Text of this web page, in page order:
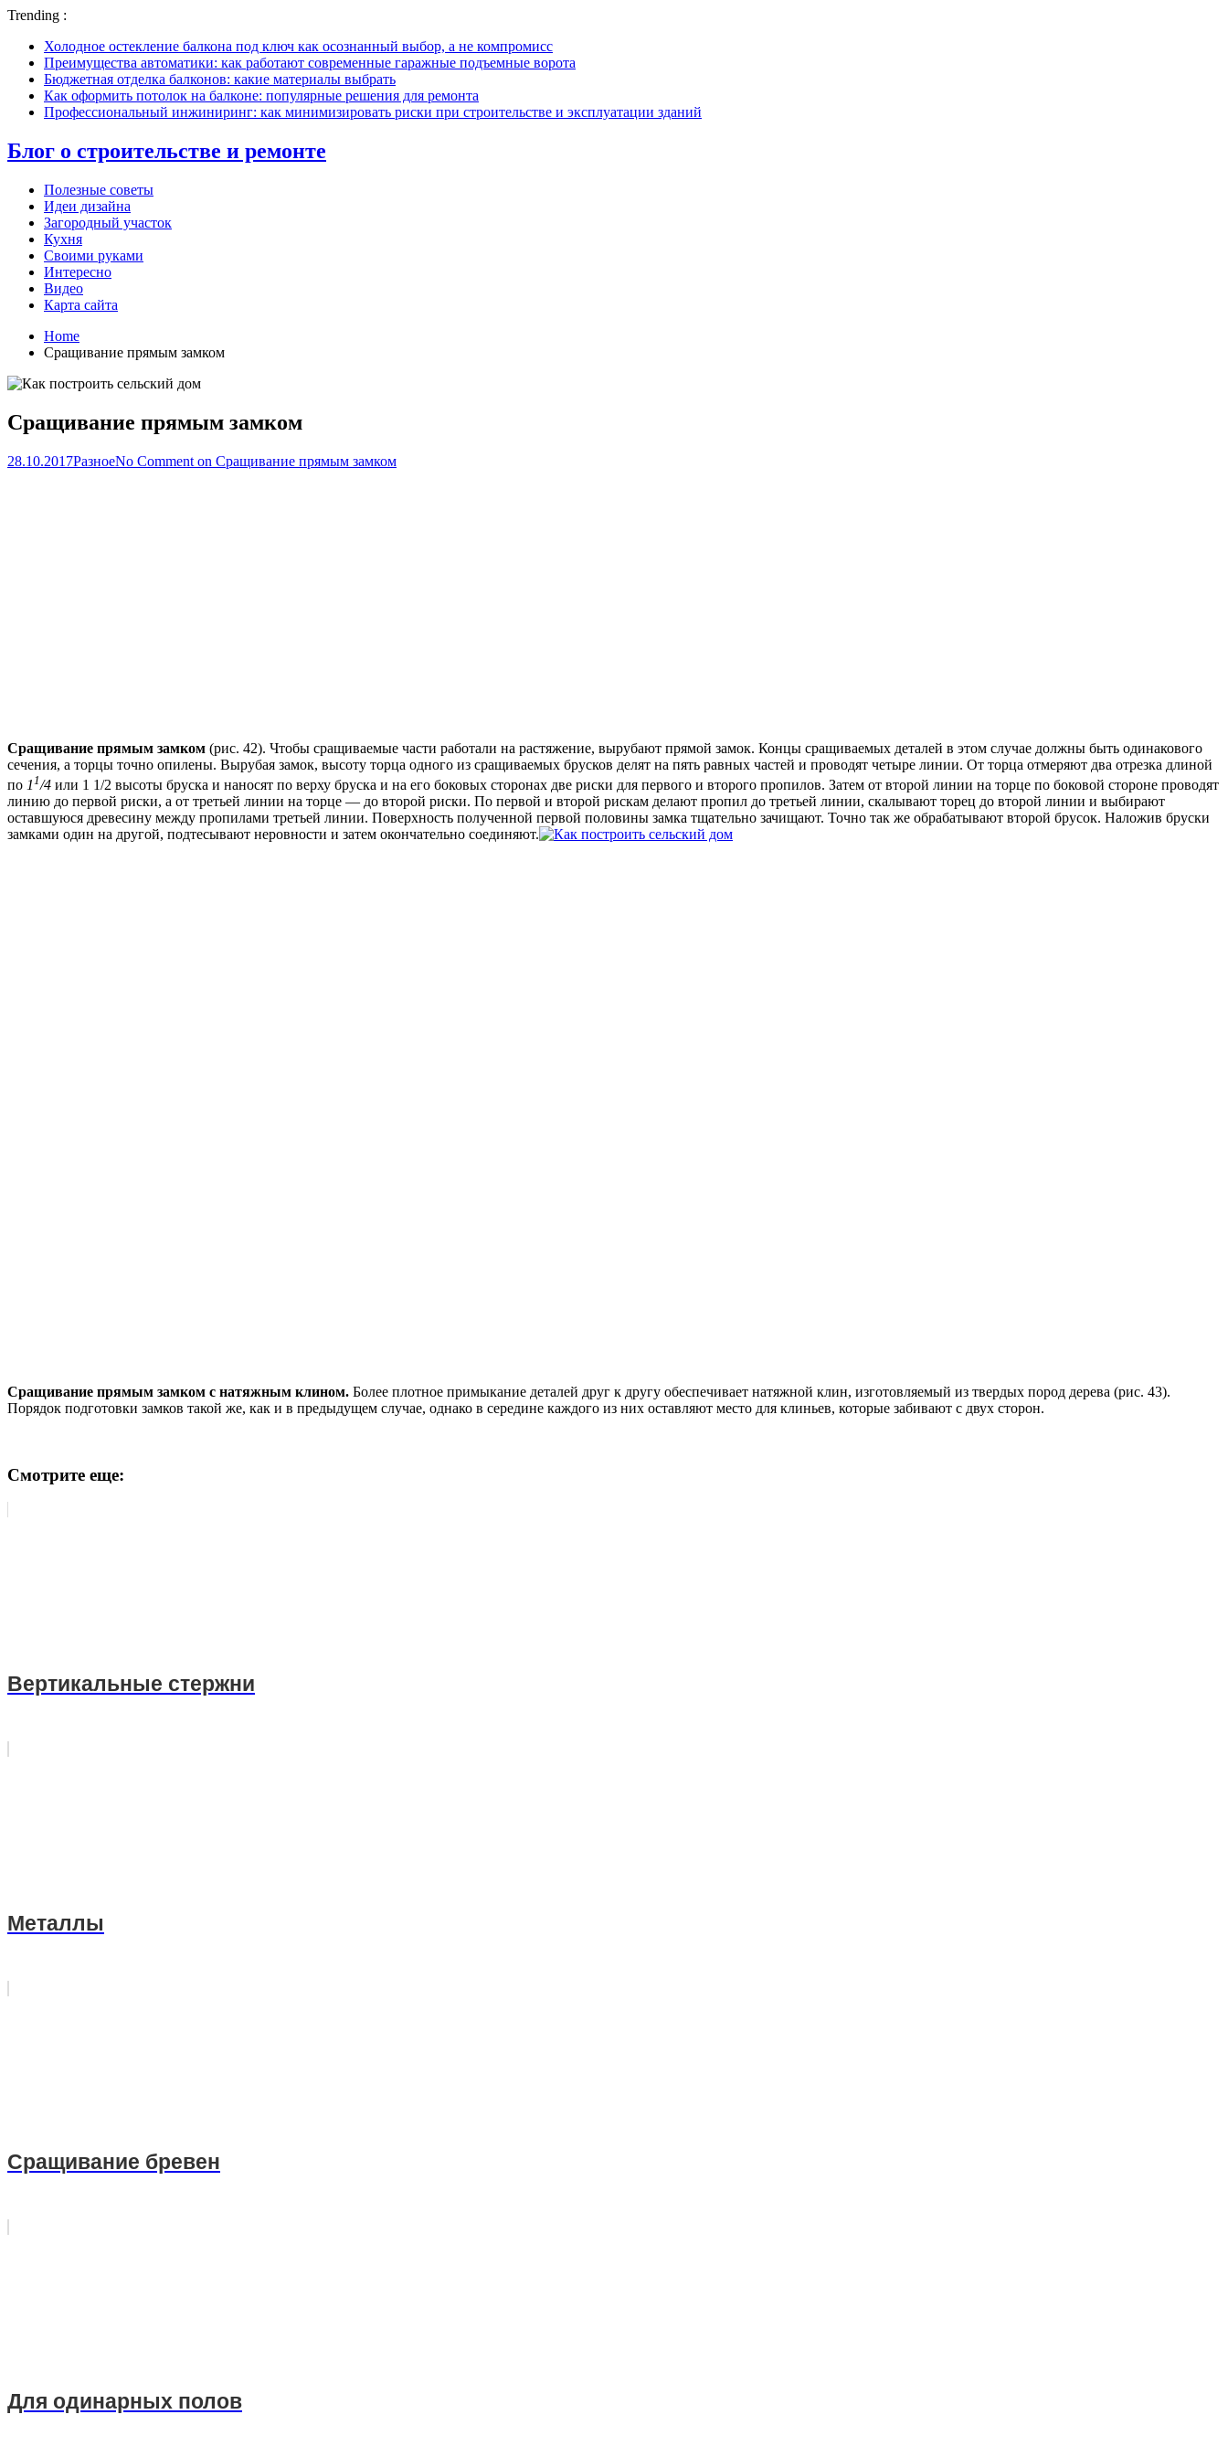
Trending :
Холодное остекление балкона под ключ как осознанный выбор, а не компромисс
Преимущества автоматики: как работают современные гаражные подъемные ворота
Бюджетная отделка балконов: какие материалы выбрать
Как оформить потолок на балконе: популярные решения для ремонта
Профессиональный инжиниринг: как минимизировать риски при строительстве и эксплуатации зданий
Блог о строительстве и ремонте
Полезные советы
Идеи дизайна
Загородный участок
Кухня
Своими руками
Интересно
Видео
Карта сайта
Home
Сращивание прямым замком
Сращивание прямым замком
28.10.2017РазноеNo Comment on Сращивание прямым замком
Сращивание прямым замком (рис. 42). Чтобы сращиваемые части работали на растяжение, вырубают прямой замок. Концы сращиваемых деталей в этом случае должны быть одинакового
сечения, а торцы точно опилены. Вырубая замок, высоту торца одного из сращиваемых брусков делят на пять равных частей и проводят четыре линии. От торца отмеряют два отрезка длиной
по 1 1/4 или 1 1/2 высоты бруска и наносят по верху бруска и на его боковых сторонах две риски для первого и второго пропилов. Затем от второй линии на торце по боковой стороне проводят
линию до первой риски, а от третьей линии на торце — до второй риски. По первой и второй рискам делают пропил до третьей линии, скалывают торец до второй линии и выбирают
оставшуюся древесину между пропилами третьей линии. Поверхность полученной первой половины замка тщательно зачищают. Точно так же обрабатывают второй брусок. Наложив бруски
замками один на другой, подтесывают неровности и затем окончательно соединяют.
Сращивание прямым замком с натяжным клином. Более плотное примыкание деталей друг к другу обеспечивает натяжной клин, изготовляемый из твердых пород дерева (рис. 43).
Порядок подготовки замков такой же, как и в предыдущем случае, однако в середине каждого из них оставляют место для клиньев, которые забивают с двух сторон.
Смотрите еще:
Вертикальные стержни
Металлы
Сращивание бревен
Для одинарных полов